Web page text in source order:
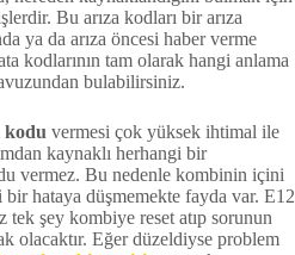
Bu arıza kodları bir arıza
ya da arıza öncesi haber verme
kodlarının tam olarak hangi anlama
bulabilirsiniz.
kodu vermesi çok yüksek ihtimal ile
kaynaklı herhangi bir
vermez. Bu nedenle kombinin içini
bir hataya düşmemekte fayda var. E12
tek şey kombiye reset atıp sorunun
olacaktır. Eğer düzeldiyse problem